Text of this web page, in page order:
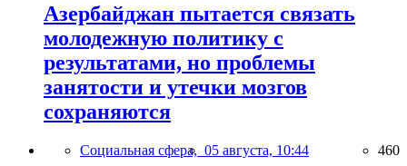
Азербайджан пытается связать
молодежную политику с
результатами, но проблемы
занятости и утечки мозгов
сохраняются
Социальная сфера, 05 августа, 10:44 460